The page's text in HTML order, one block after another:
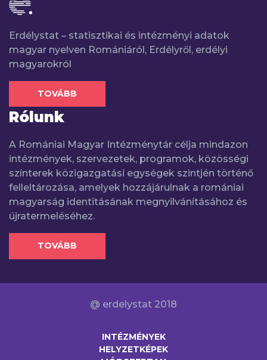
Erdélystat – statisztikai és intézményi adatok
magyar nyelven Romániáról, Erdélyről, erdélyi
magyarokról
TOVÁBB
Rólunk
A Romániai Magyar Intézménytár célja mindazon
intézmények, szervezetek, programok, közösségi
színterek közigazgatási egységek szintjén történő
felleltározása, amelyek hozzájárulnak a romániai
magyarság identitásának megnyilvánításához és
újratermeléséhez.
TOVÁBB
@ erdelystat 2018
INTÉZMÉNYEK
HELYZETKÉPEK